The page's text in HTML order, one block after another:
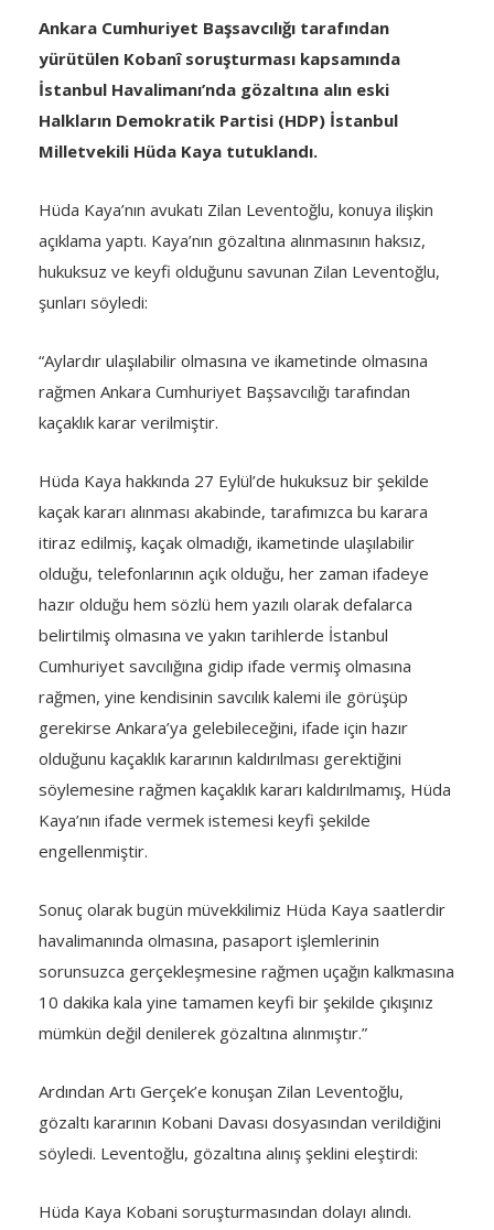
Ankara Cumhuriyet Başsavcılığı tarafından
yürütülen Kobanî soruşturması kapsamında
İstanbul Havalimanı’nda gözaltına alın eski
Halkların Demokratik Partisi (HDP) İstanbul
Milletvekili Hüda Kaya tutuklandı.
Hüda Kaya’nın avukatı Zilan Leventoğlu, konuya ilişkin
açıklama yaptı. Kaya’nın gözaltına alınmasının haksız,
hukuksuz ve keyfi olduğunu savunan Zilan Leventoğlu,
şunları söyledi:
“Aylardır ulaşılabilir olmasına ve ikametinde olmasına
rağmen Ankara Cumhuriyet Başsavcılığı tarafından
kaçaklık karar verilmiştir.
Hüda Kaya hakkında 27 Eylül’de hukuksuz bir şekilde
kaçak kararı alınması akabinde, tarafımızca bu karara
itiraz edilmiş, kaçak olmadığı, ikametinde ulaşılabilir
olduğu, telefonlarının açık olduğu, her zaman ifadeye
hazır olduğu hem sözlü hem yazılı olarak defalarca
belirtilmiş olmasına ve yakın tarihlerde İstanbul
Cumhuriyet savcılığına gidip ifade vermiş olmasına
rağmen, yine kendisinin savcılık kalemi ile görüşüp
gerekirse Ankara’ya gelebileceğini, ifade için hazır
olduğunu kaçaklık kararının kaldırılması gerektiğini
söylemesine rağmen kaçaklık kararı kaldırılmamış, Hüda
Kaya’nın ifade vermek istemesi keyfi şekilde
engellenmiştir.
Sonuç olarak bugün müvekkilimiz Hüda Kaya saatlerdir
havalimanında olmasına, pasaport işlemlerinin
sorunsuzca gerçekleşmesine rağmen uçağın kalkmasına
10 dakika kala yine tamamen keyfi bir şekilde çıkışınız
mümkün değil denilerek gözaltına alınmıştır.”
Ardından Artı Gerçek’e konuşan Zilan Leventoğlu,
gözaltı kararının Kobani Davası dosyasından verildiğini
söyledi. Leventoğlu, gözaltına alınış şeklini eleştirdi:
Hüda Kaya Kobani soruşturmasından dolayı alındı.